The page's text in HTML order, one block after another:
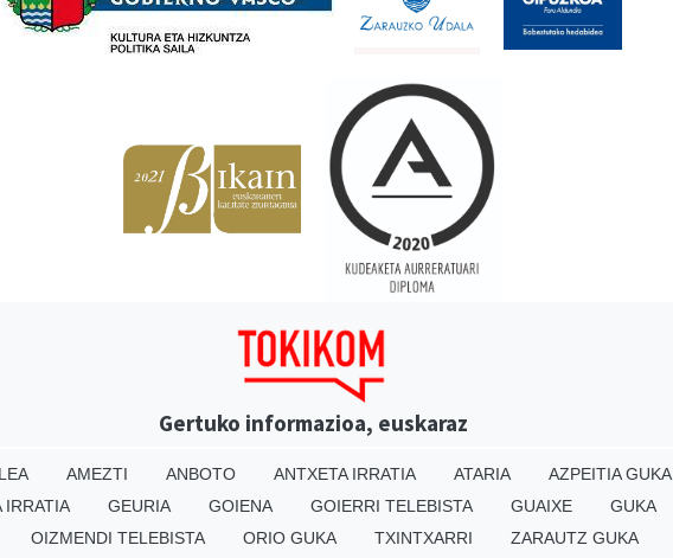
Gertuko informazioa, euskaraz
AMEZTI ANBOTO ANTXETA IRRATIA ATARIA AZPEITIA GUKA
IRRATIA GEURIA GOIENA GOIERRI TELEBISTA GUAIXE GUKA
OIZMENDI TELEBISTA ORIO GUKA TXINTXARRI ZARAUTZ GUKA